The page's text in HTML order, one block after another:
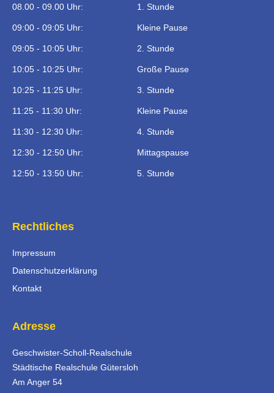
08.00 - 09.00 Uhr: 1. Stunde
09:00 - 09:05 Uhr: Kleine Pause
09:05 - 10:05 Uhr: 2. Stunde
10:05 - 10:25 Uhr: Große Pause
10:25 - 11:25 Uhr: 3. Stunde
11:25 - 11:30 Uhr: Kleine Pause
11:30 - 12:30 Uhr: 4. Stunde
12:30 - 12:50 Uhr: Mittagspause
12:50 - 13:50 Uhr: 5. Stunde
Rechtliches
Impressum
Datenschutzerklärung
Kontakt
Adresse
Geschwister-Scholl-Realschule
Städtische Realschule Gütersloh
Am Anger 54